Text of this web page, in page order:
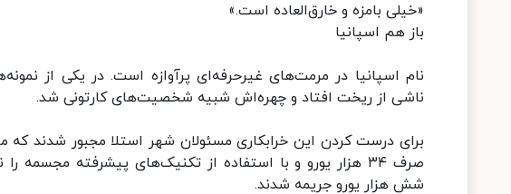
«خیلی بامزه و خارق‌العاده است.»
باز هم اسپانیا
ناشی از ریخت افتاد و چهره‌اش شبیه شخصیت‌های کارتونی شد.
برای درست کردن این خرابکاری مسئولان شهر استلا مجبور شدند که
صرف ۳۴ هزار یورو و با استفاده از تکنیک‌های پیشرفته
شش هزار یورو جریمه شدند.